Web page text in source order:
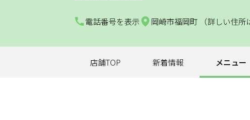
ネイル・まつげ エステ
スクール・
トレーニング
電話番号を表示 岡崎市福岡町 （詳しい住所
店舗TOP 新着情報 メニュー